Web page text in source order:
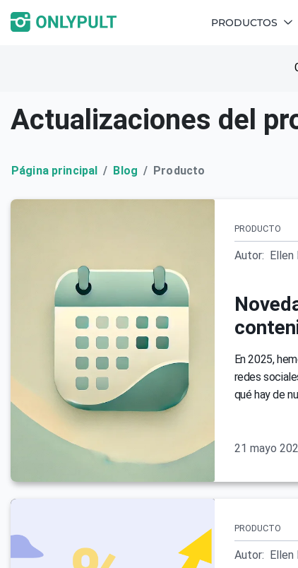
PRODUCTOS
Actualizaciones del
Página principal Blog Producto
PRODUCTO
Autor: Ellen
En 2025,
redes
qué hay de
21 mayo
PRODUCTO
Autor: Ellen